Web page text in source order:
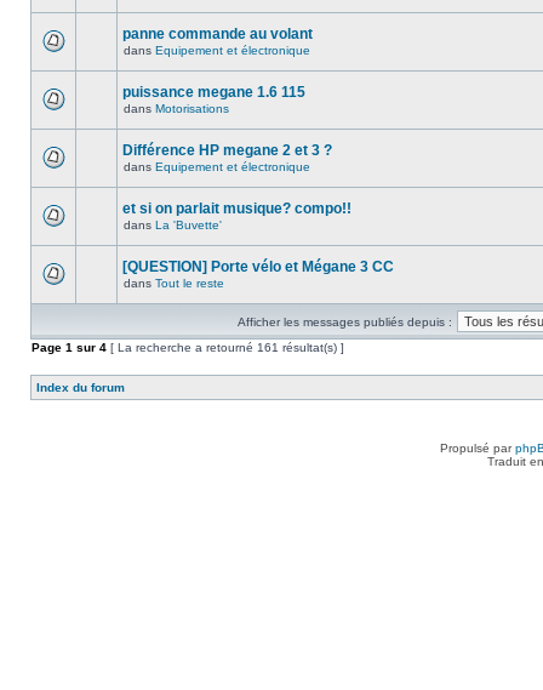
panne commande au volant
dans Equipement et électronique
puissance megane 1.6 115
dans Motorisations
Différence HP megane 2 et 3 ?
dans Equipement et électronique
et si on parlait musique? compo!!
dans La 'Buvette'
[QUESTION] Porte vélo et Mégane 3 CC
dans Tout le reste
Afficher les messages publiés depuis :
Page 1 sur 4 [ La recherche a retourné 161 résultat(s) ]
Index du forum
Propulsé par
Traduit